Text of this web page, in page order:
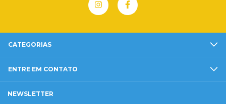
CATEGORIAS
ENTRE EM CONTATO
NEWSLETTER